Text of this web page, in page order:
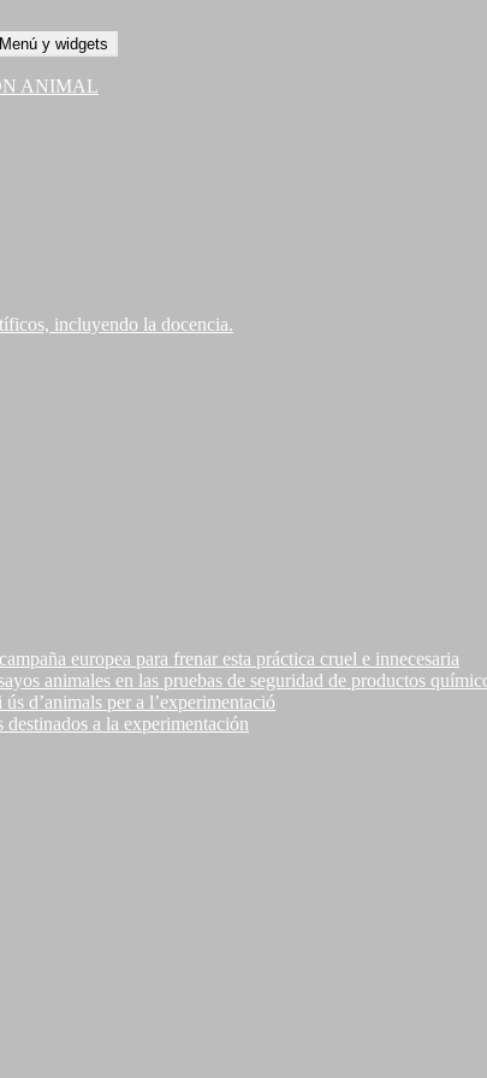
Menú y widgets
ANIMAL
incluyendo la docencia.
europea para frenar esta práctica cruel e innecesaria
animales en las pruebas de seguridad de productos
d’animals per a l’experimentació
a la experimentación